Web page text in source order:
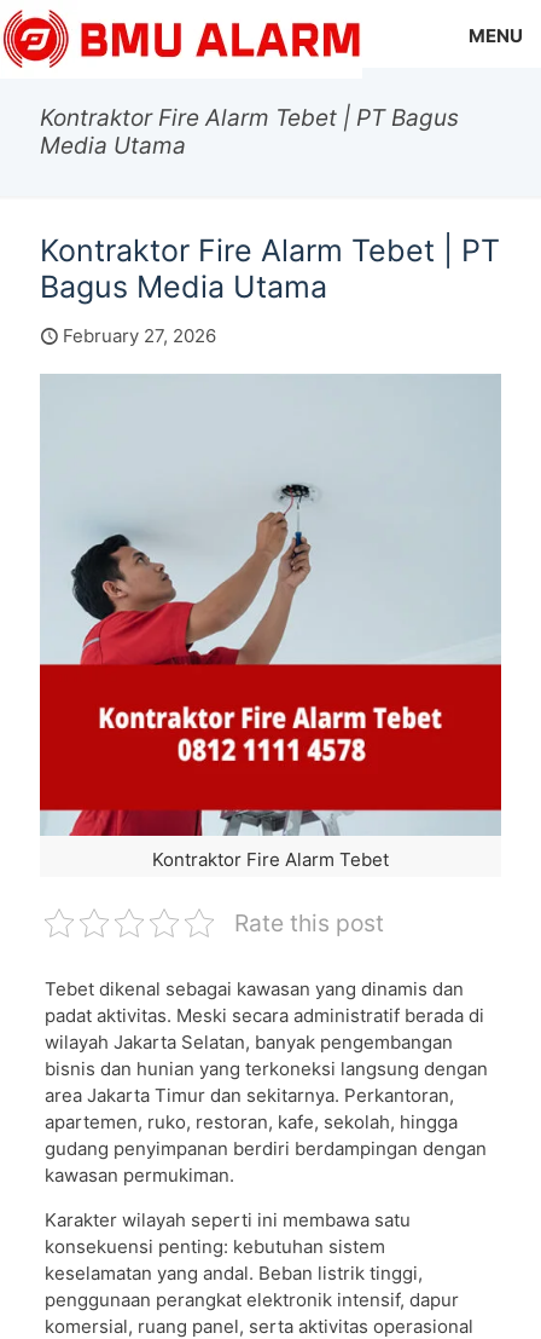
MENU
Kontraktor Fire Alarm Tebet | PT Bagus
Media Utama
Kontraktor Fire Alarm Tebet | PT
Bagus Media Utama
February 27, 2026
Kontraktor Fire Alarm Tebet
Rate this post
Tebet dikenal sebagai kawasan yang dinamis dan
padat aktivitas. Meski secara administratif berada di
wilayah Jakarta Selatan, banyak pengembangan
bisnis dan hunian yang terkoneksi langsung dengan
area Jakarta Timur dan sekitarnya. Perkantoran,
apartemen, ruko, restoran, kafe, sekolah, hingga
gudang penyimpanan berdiri berdampingan dengan
kawasan permukiman.
Karakter wilayah seperti ini membawa satu
konsekuensi penting: kebutuhan sistem
keselamatan yang andal. Beban listrik tinggi,
penggunaan perangkat elektronik intensif, dapur
komersial, ruang panel, serta aktivitas operasional